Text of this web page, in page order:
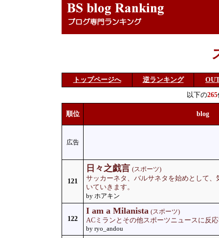
トップページへ 逆ランキング
以下の265
順位 blog
広告
121
日々之戯言 (スポーツ)
サッカーネタ、バルサネタを始めとして
いていきます。
by ホアキン
122
I am a Milanista (スポーツ)
ACミランとその他スポーツニュースに反
by ryo_andou